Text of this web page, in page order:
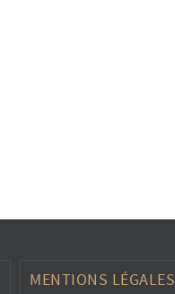
MENTIONS LÉGALES